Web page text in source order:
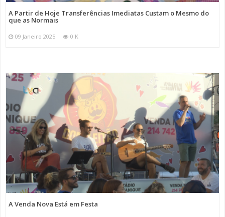
A Partir de Hoje Transferências Imediatas Custam o Mesmo do
que as Normais
09 Janeiro 2025 0 K
A Venda Nova Está em Festa